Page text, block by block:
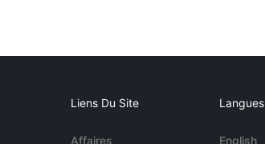
Liens Du Site
Affaires
Langues
English